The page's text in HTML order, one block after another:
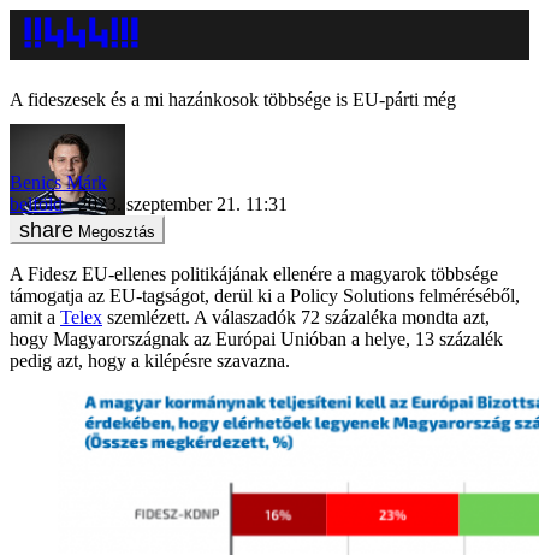
A fideszesek és a mi hazánkosok többsége is EU-párti még
Benics Márk
belföld
2023. szeptember 21. 11:31
Megosztás
A Fidesz EU-ellenes politikájának ellenére a magyarok többsége
támogatja az EU-tagságot, derül ki a Policy Solutions felméréséből,
amit a Telex szemlézett. A válaszadók 72 százaléka mondta azt,
hogy Magyarországnak az Európai Unióban a helye, 13 százalék
pedig azt, hogy a kilépésre szavazna.